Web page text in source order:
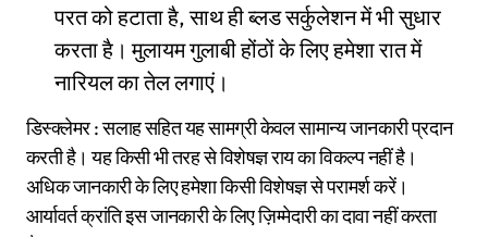
परत को हटाता है, साथ ही ब्लड सर्कुलेशन में भी सुधार
करता है। मुलायम गुलाबी होंठों के लिए हमेशा रात में
नारियल का तेल लगाएं।
डिस्क्लेमर : सलाह सहित यह सामग्री केवल सामान्य जानकारी प्रदान
करती है। यह किसी भी तरह से विशेषज्ञ राय का विकल्प नहीं है।
अधिक जानकारी के लिए हमेशा किसी विशेषज्ञ से परामर्श करें।
आर्यावर्त क्रांति इस जानकारी के लिए ज़िम्मेदारी का दावा नहीं करता